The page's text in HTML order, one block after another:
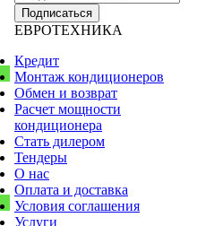
Подписаться
ЕВРОТЕХНИКА
Кредит
Монтаж кондиционеров
Обмен и возврат
Расчет мощности
кондиционера
Стать дилером
Тендеры
О нас
Оплата и доставка
Условия соглашения
Услуги